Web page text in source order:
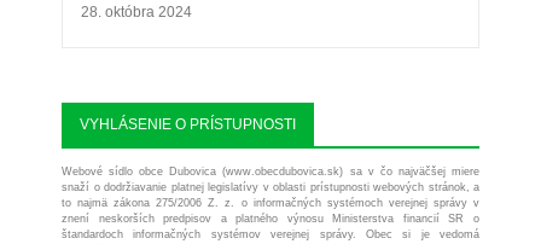
28. októbra 2024
VYHLÁSENIE O PRÍSTUPNOSTI
Webové sídlo obce Dubovica (www.obecdubovica.sk) sa v čo najväčšej miere
snaží o dodržiavanie platnej legislatívy v oblasti prístupnosti webových stránok, a
to najmä zákona 275/2006 Z. z. o informačných systémoch verejnej správy v
znení neskorších predpisov a platného výnosu Ministerstva financií SR o
štandardoch informačných systémov verejnej správy. Obec si je vedomá